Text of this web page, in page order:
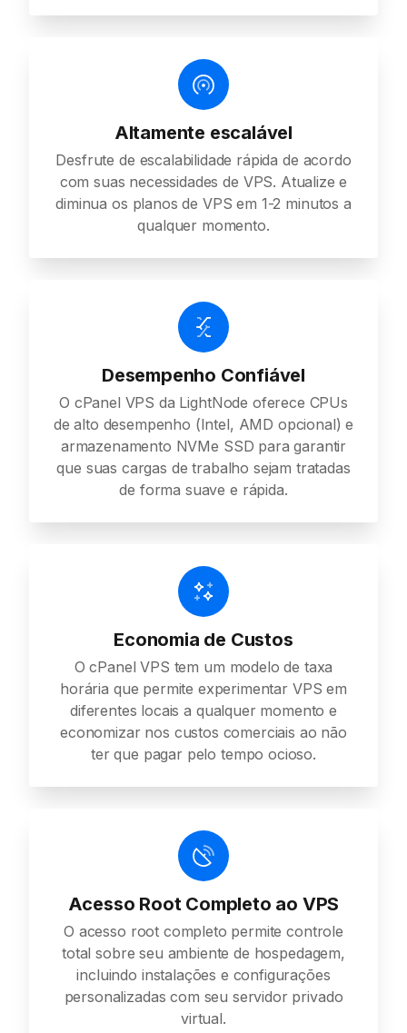
Altamente escalável
Desfrute de escalabilidade rápida de acordo
com suas necessidades de VPS. Atualize e
diminua os planos de VPS em 1-2 minutos a
qualquer momento.
Desempenho Confiável
O cPanel VPS da LightNode oferece CPUs
de alto desempenho (Intel, AMD opcional) e
armazenamento NVMe SSD para garantir
que suas cargas de trabalho sejam tratadas
de forma suave e rápida.
Economia de Custos
O cPanel VPS tem um modelo de taxa
horária que permite experimentar VPS em
diferentes locais a qualquer momento e
economizar nos custos comerciais ao não
ter que pagar pelo tempo ocioso.
Acesso Root Completo ao VPS
O acesso root completo permite controle
total sobre seu ambiente de hospedagem,
incluindo instalações e configurações
personalizadas com seu servidor privado
virtual.